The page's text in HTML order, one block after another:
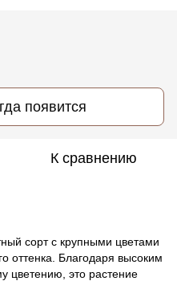
появится
К сравнению
сорт с крупными цветами
оттенка. Благодаря высоким
цветению, это растение